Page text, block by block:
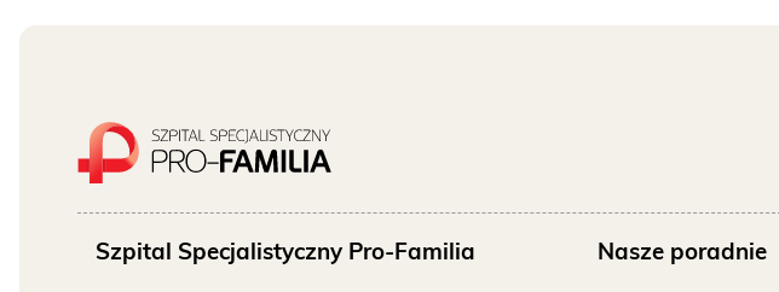
ONKOLOGIA
STOMATOLOGIA
Szpital Specjalistyczny Pro-Familia Nasze poradnie